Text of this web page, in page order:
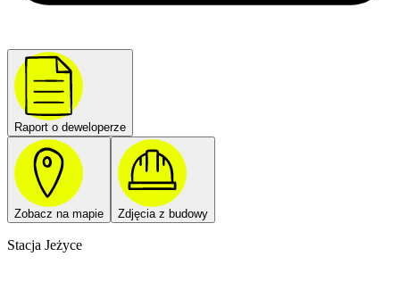
Raport o deweloperze
Zobacz na mapie Zdjęcia z budowy
Stacja Jeżyce